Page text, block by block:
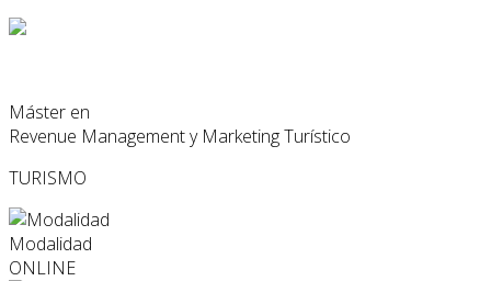
Máster en
Revenue Management y Marketing Turístico
TURISMO
Modalidad
ONLINE